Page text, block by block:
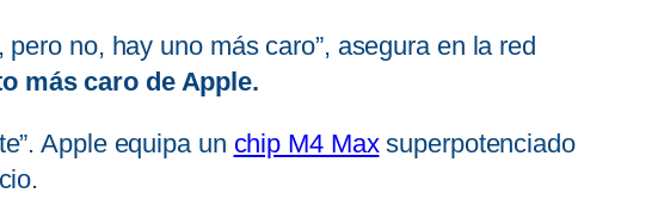
no, hay uno más caro”, asegura en la red
más caro de Apple.
Apple equipa un chip M4 Maxsuperpotenciado